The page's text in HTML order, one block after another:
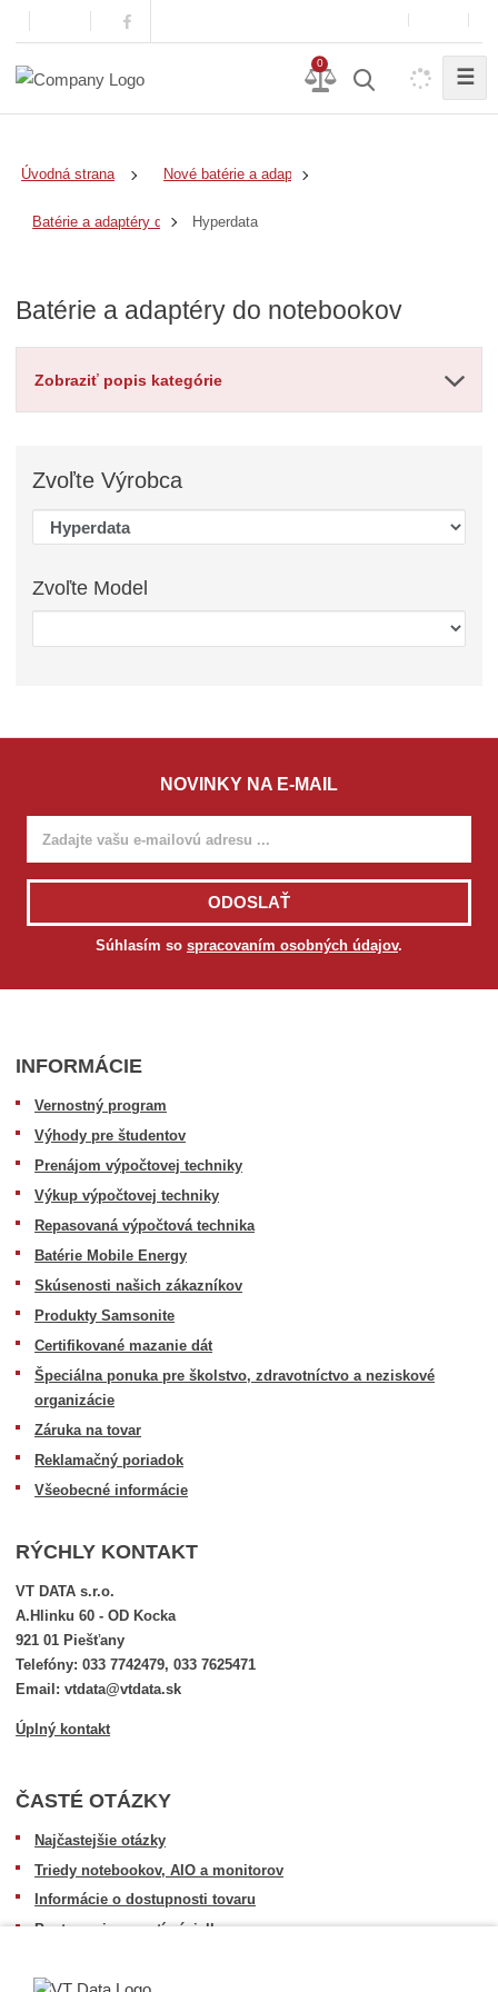
0
☰
Úvodná strana Nové batérie a adaptéry
Batérie a adaptéry do notebookov
Hyperdata
Batérie a adaptéry do notebookov
Zobraziť popis kategórie
ZvoľteVýrobca
Zvoľte Model
NOVINKY NA E-MAIL
ODOSLAŤ
Súhlasím so spracovaním osobných údajov.
INFORMÁCIE
Vernostný program
Výhody pre študentov
Prenájom výpočtovej techniky
Výkup výpočtovej techniky
Repasovaná výpočtová technika
Batérie Mobile Energy
Skúsenosti našich zákazníkov
Produkty Samsonite
Certifikované mazanie dát
Špeciálna ponuka pre školstvo, zdravotníctvo a neziskové
organizácie
Záruka na tovar
Reklamačný poriadok
Všeobecné informácie
RÝCHLY KONTAKT
VT DATA s.r.o.
A.Hlinku 60 - OD Kocka
921 01 Piešťany
Telefóny: 033 7742479, 033 7625471
Email: vtdata@vtdata.sk
Úplný kontakt
ČASTÉ OTÁZKY
Najčastejšie otázky
Triedy notebookov, AIO a monitorov
Informácie o dostupnosti tovaru
Postup pri prevzatí zásielky